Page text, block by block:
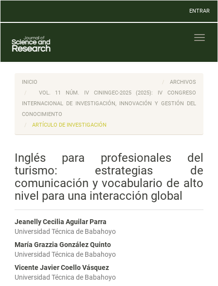
Contenido
Barra
lateral
ENTRAR
INICIO
ARCHIVOS
VOL. 11 NÚM. IV CININGEC-2025 (2025): IV CONGRESO
INTERNACIONAL DE INVESTIGACIÓN, INNOVACIÓN Y GESTIÓN DEL
CONOCIMIENTO
ARTÍCULO DE INVESTIGACIÓN
Inglés para profesionales del
turismo: estrategias de
comunicación y vocabulario de alto
nivel para una interacción global
Jeanelly Cecilia Aguilar Parra
Universidad Técnica de Babahoyo
María Grazzia González Quinto
Universidad Técnica de Babahoyo
Vicente Javier Coello Vásquez
Universidad Técnica de Babahoyo